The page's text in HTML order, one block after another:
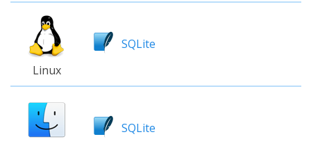
Linux
SQLite
SQLite